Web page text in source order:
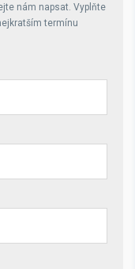
nám napsat. Vyplňte
termínu